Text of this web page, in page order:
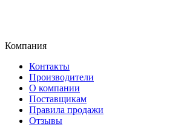
Компания
Контакты
Производители
О компании
Поставщикам
Правила продажи
Отзывы